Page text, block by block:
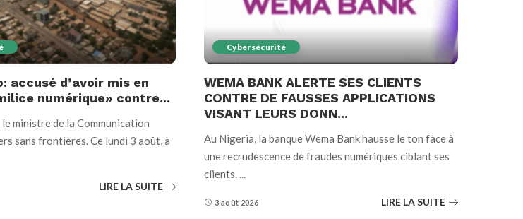
accusé d’avoir mis en
numérique» contre...
ministre de la Communication
sans frontières. Ce lundi 3 août, à
LIRE LA SUITE
Cybersécurité
WEMA BANK ALERTE SES CLIENTS
CONTRE DE FAUSSES APPLICATIONS
VISANT LEURS DONN...
Au Nigeria, la banque Wema Bank hausse le ton face à
une recrudescence de fraudes numériques ciblant ses
clients....
3 août 2026 LIRE LA SUITE